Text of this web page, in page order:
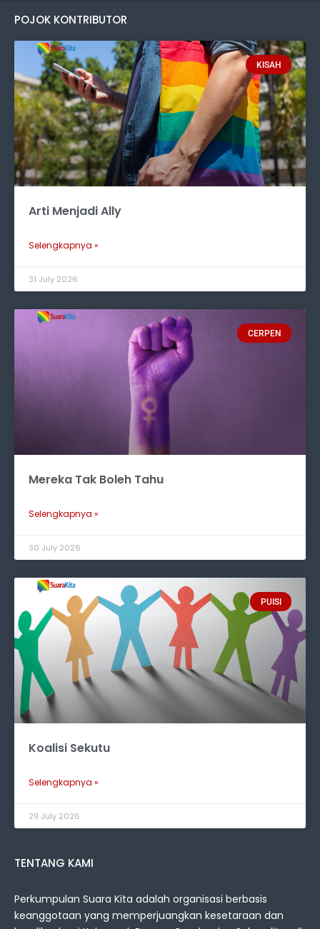
POJOK KONTRIBUTOR
KISAH
Arti Menjadi Ally
Selengkapnya »
31 July 2026
CERPEN
Mereka Tak Boleh Tahu
Selengkapnya »
30 July 2026
PUISI
Koalisi Sekutu
Selengkapnya »
29 July 2026
TENTANG KAMI
Perkumpulan Suara Kita adalah organisasi berbasis
keanggotaan yang memperjuangkan kesetaraan dan